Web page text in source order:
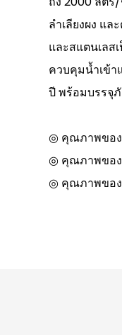
ลำเลียงผง แ
และสแตนเลส
ควบคุมน้ำเข้า
ปี พร้อมบรรจุ
◎ คุณภาพขอ
◎ คุณภาพขอ
◎ คุณภาพขอ